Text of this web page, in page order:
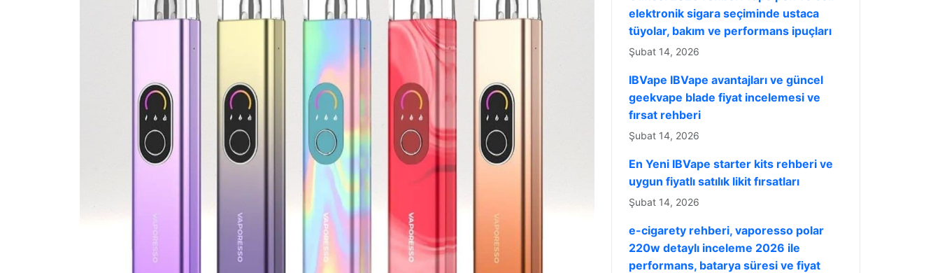
elektronik sigara seçiminde ustaca
tüyolar, bakım ve performans ipuçları
Şubat 14, 2026
IBVape IBVape avantajları ve güncel
geekvape blade fiyat incelemesi ve
fırsat rehberi
Şubat 14, 2026
En Yeni IBVape starter kits rehberi ve
uygun fiyatlı satılık likit fırsatları
Şubat 14, 2026
e-cigarety rehberi, vaporesso polar
220w detaylı inceleme 2026 ile
performans, batarya süresi ve fiyat